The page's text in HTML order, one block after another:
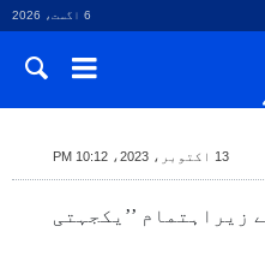
6 اگست، 2026
13 اکتوبر، 2023، 10:12 PM
زیراہتمام ’’یکجہتی